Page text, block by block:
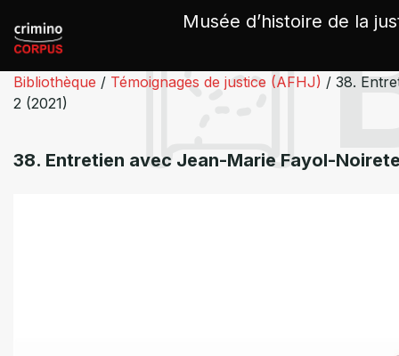
Musée d’histoire de la
Bibliothèque / Témoignages de justice (AFHJ) / 38.
2 (2021)
38. Entretien avec Jean-Marie Fayol-
Panneau de gestion des cookies